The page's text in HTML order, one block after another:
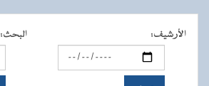
الأرشيف: البحث: